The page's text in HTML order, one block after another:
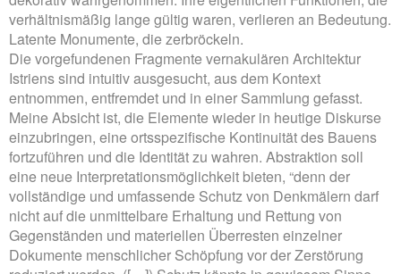
verhältnismäßig lange gültig waren, verlieren an Bedeutung.
Latente Monumente, die zerbröckeln.
Die vorgefundenen Fragmente vernakulären Architektur
Istriens sind intuitiv ausgesucht, aus dem Kontext
entnommen, entfremdet und in einer Sammlung gefasst.
Meine Absicht ist, die Elemente wieder in heutige Diskurse
einzubringen, eine ortsspezifische Kontinuität des Bauens
fortzuführen und die Identität zu wahren. Abstraktion soll
eine neue Interpretationsmöglichkeit bieten, “denn der
vollständige und umfassende Schutz von Denkmälern darf
nicht auf die unmittelbare Erhaltung und Rettung von
Gegenständen und materiellen Überresten einzelner
Dokumente menschlicher Schöpfung vor der Zerstörung